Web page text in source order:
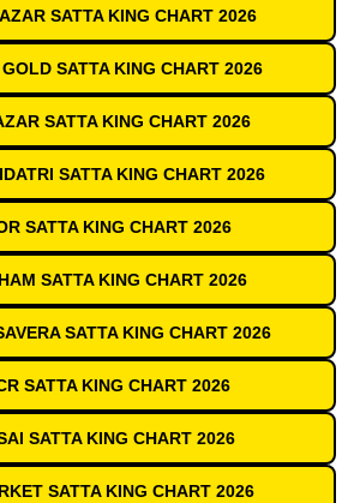
SATTA KING CHART 2026
SATTA KING CHART 2026
SATTA KING CHART 2026
SATTA KING CHART 2026
SATTA KING CHART 2026
SATTA KING CHART 2026
SATTA KING CHART 2026
SATTA KING CHART 2026
SATTA KING CHART 2026
SATTA KING CHART 2026